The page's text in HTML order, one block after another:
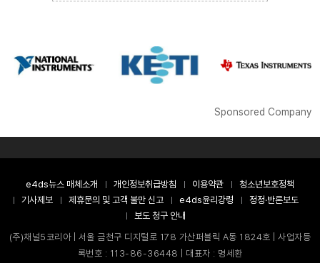
Sponsored Company
e4ds뉴스 매체소개 개인정보취급방침 이용약관
청소년보호정책
기사제보
제휴문의 및 고객 불만 신고 e4ds윤리강령
정정·반론보도
보도 청구 안내
(주)채널5코리아 | 서울 금천구 디지털로 178 가산퍼블릭 A동 1824호 | 사업자등
록번호 : 113-86-36448 | 대표자 : 명세환